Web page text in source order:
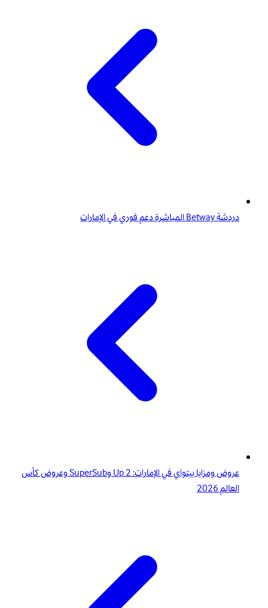
دردشة Betway المباشرة دعم فوري في الإمارات
عروض ومزايا بيتواي في الإمارات: 2 Up وSuperSub وعروض كأس
العالم 2026